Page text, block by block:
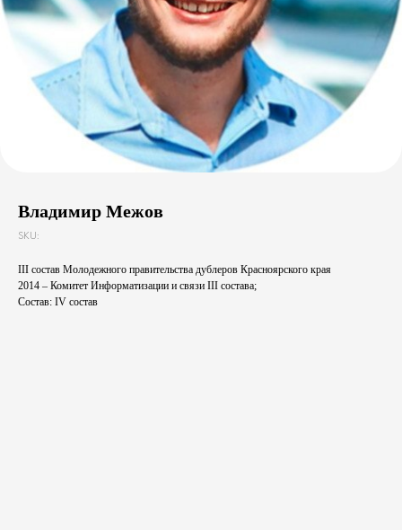
Владимир Межов
SKU:
III состав Молодежного правительства дублеров Красноярского края
2014 – Комитет Информатизации и связи III состава;
Состав: IV состав